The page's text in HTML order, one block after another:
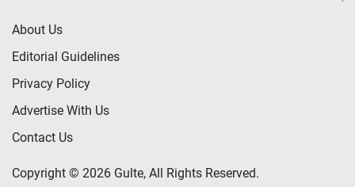
About Us
Editorial Guidelines
Privacy Policy
Advertise With Us
Contact Us
Copyright © 2026 Gulte, All Rights Reserved.